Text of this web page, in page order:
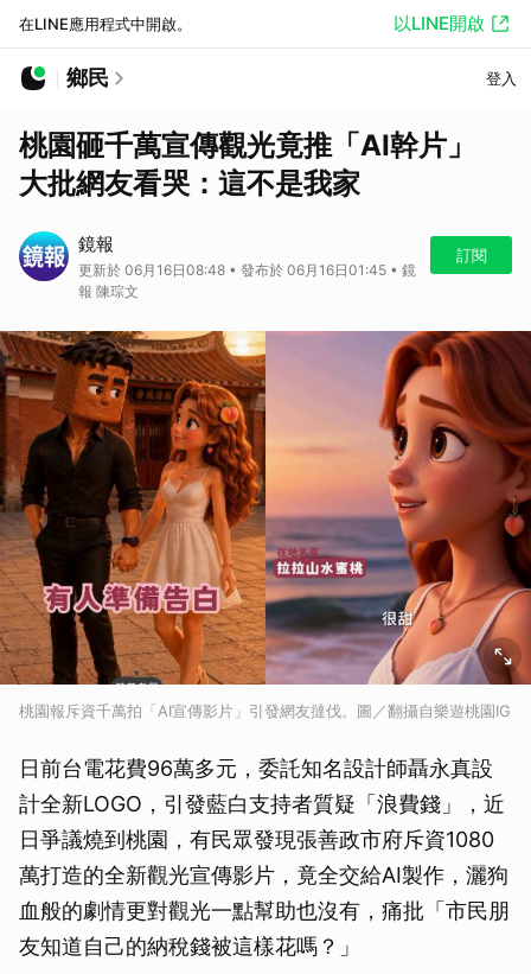
在LINE應用程式中開啟。 以LINE開啟
鄉民 登入
桃園砸千萬宣傳觀光竟推「AI幹片」
大批網友看哭：這不是我家
鏡報
更新於 06月16日08:48 • 發布於 06月16日01:45 • 鏡
報 陳琮文
訂閱
桃園報斥資千萬拍「AI宣傳影片」引發網友撻伐。圖／翻攝自樂遊桃園IG
日前台電花費96萬多元，委託知名設計師聶永真設
計全新LOGO，引發藍白支持者質疑「浪費錢」，近
日爭議燒到桃園，有民眾發現張善政市府斥資1080
萬打造的全新觀光宣傳影片，竟全交給AI製作，灑狗
血般的劇情更對觀光一點幫助也沒有，痛批「市民朋
友知道自己的納稅錢被這樣花嗎？」